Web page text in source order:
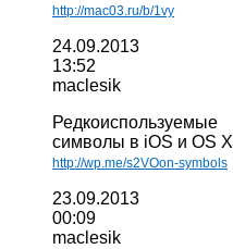
http://mac03.ru/b/1vy
24.09.2013
13:52
maclesik
Редкоиспользуемые
символы в iOS и OS X
http://wp.me/s2VOon-symbols
23.09.2013
00:09
maclesik